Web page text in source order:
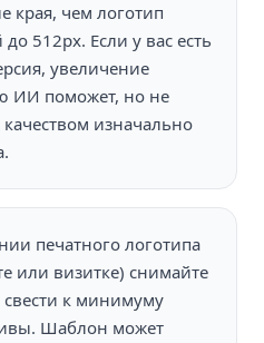
края, чем логотип
512px. Если у вас есть
увеличение
ИИ поможет, но не
изначально
печатного логотипа
или визитке) снимайте
к минимуму
Шаблон может